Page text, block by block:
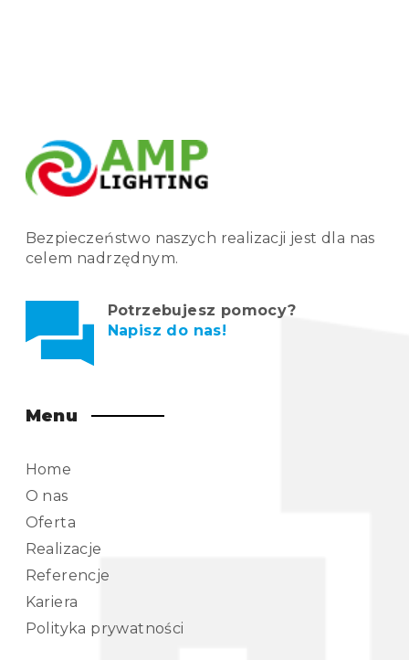
Bezpieczeństwo naszych realizacji jest dla nas
celem nadrzędnym.
Potrzebujesz pomocy?
Napisz do nas!
Menu
Home
O nas
Oferta
Realizacje
Referencje
Kariera
Polityka prywatności